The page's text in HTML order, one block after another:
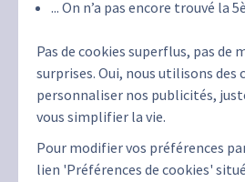
... On n’a pas encore trouvé la
Pas de cookies superflus, pas de
surprises. Oui, nous utilisons des
personnaliser nos publicités,
vous simplifier la vie.
Pour modifier vos préférences
lien 'Préférences de cookies'